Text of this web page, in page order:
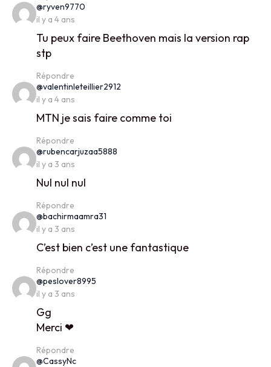
@ryven9770
il y a 4 ans
Tu peux faire Beethoven mais la version rap
stp
Répondre
@valentinleteillier2912
il y a 4 ans
MTN je sais faire comme toi
Répondre
@rubencarjuzaa5888
il y a 3 ans
Nul nul nul
Répondre
@bachirmaamra31
il y a 3 ans
C’est bien c’est une fantastique
Répondre
@peslover8995
il y a 3 ans
Gg
Merci ❤
Répondre
@CassyNcsays: